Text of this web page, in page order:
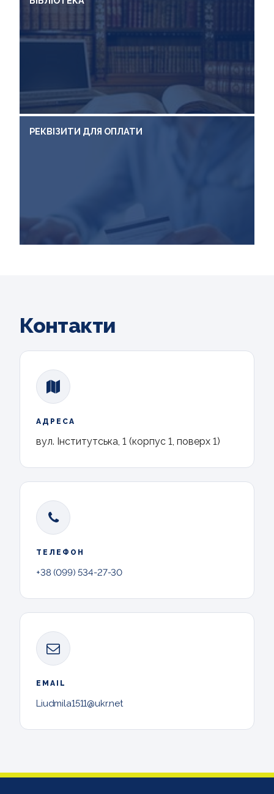
РЕКВІЗИТИ ДЛЯ ОПЛАТИ
Контакти
АДРЕСА
вул. Інститутська, 1 (корпус 1, поверх 1)
ТЕЛЕФОН
+38 (099) 534-27-30
EMAIL
Liudmila1511@ukr.net